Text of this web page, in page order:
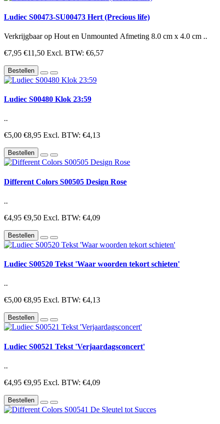
Ludiec S00473-SU00473 Hert (Precious life)
Verkrijgbaar op Hout en Unmounted Afmeting 8.0 cm x 4.0 cm ..
€7,95 €11,50 Excl. BTW: €6,57
Bestellen
Ludiec S00480 Klok 23:59
..
€5,00 €8,95 Excl. BTW: €4,13
Bestellen
Different Colors S00505 Design Rose
..
€4,95 €9,50 Excl. BTW: €4,09
Bestellen
Ludiec S00520 Tekst 'Waar woorden tekort schieten'
..
€5,00 €8,95 Excl. BTW: €4,13
Bestellen
Ludiec S00521 Tekst 'Verjaardagsconcert'
..
€4,95 €9,95 Excl. BTW: €4,09
Bestellen